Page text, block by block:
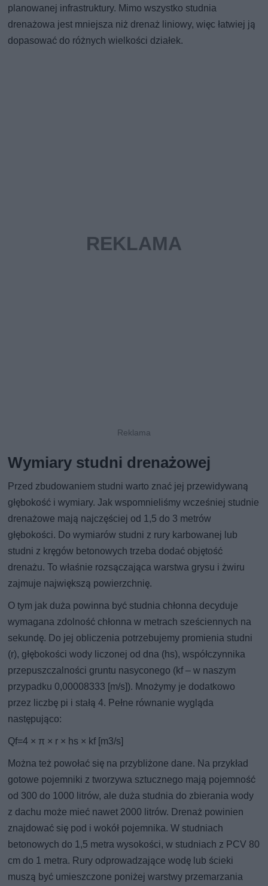
planowanej infrastruktury. Mimo wszystko studnia
drenażowa jest mniejsza niż drenaż liniowy, więc łatwiej ją
dopasować do różnych wielkości działek.
Wymiary studni drenażowej
Przed zbudowaniem studni warto znać jej przewidywaną
głębokość i wymiary. Jak wspomnieliśmy wcześniej studnie
drenażowe mają najczęściej od 1,5 do 3 metrów
głębokości. Do wymiarów studni z rury karbowanej lub
studni z kręgów betonowych trzeba dodać objętość
drenażu. To właśnie rozsączająca warstwa grysu i żwiru
zajmuje największą powierzchnię.
O tym jak duża powinna być studnia chłonna decyduje
wymagana zdolność chłonna w metrach sześciennych na
sekundę. Do jej obliczenia potrzebujemy promienia studni
(r), głębokości wody liczonej od dna (hs), współczynnika
przepuszczalności gruntu nasyconego (kf – w naszym
przypadku 0,00008333 [m/s]). Mnożymy je dodatkowo
przez liczbę pi i stałą 4. Pełne równanie wygląda
następująco:
Qf=4 × π × r × hs × kf [m3/s]
Można też powołać się na przybliżone dane. Na przykład
gotowe pojemniki z tworzywa sztucznego mają pojemność
od 300 do 1000 litrów, ale duża studnia do zbierania wody
z dachu może mieć nawet 2000 litrów. Drenaż powinien
znajdować się pod i wokół pojemnika. W studniach
betonowych do 1,5 metra wysokości, w studniach z PCV 80
cm do 1 metra. Rury odprowadzające wodę lub ścieki
muszą być umieszczone poniżej warstwy przemarzania